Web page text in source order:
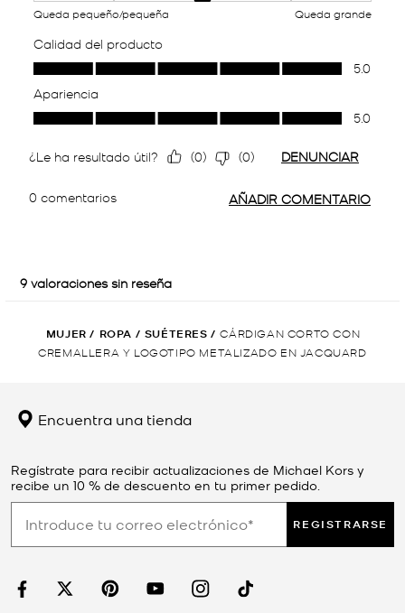
MUJER / ROPA / SUÉTERES / CÁRDIGAN CORTO CON
CREMALLERA Y LOGOTIPO METALIZADO EN JACQUARD
Encuentra una tienda
Regístrate para recibir actualizaciones de Michael Kors y
recibe un 10 % de descuento en tu primer pedido.
REGISTRARSE